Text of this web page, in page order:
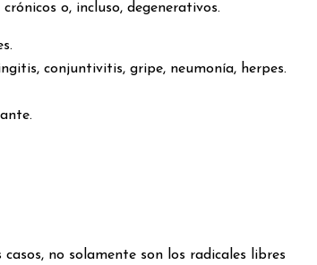
o, incluso, degenerativos.
conjuntivitis, gripe, neumonía, herpes.
no solamente son los radicales libres